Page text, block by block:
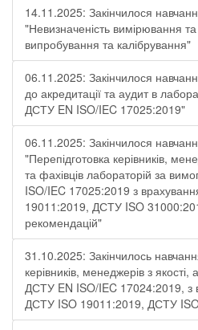
14.11.2025: Закінчилося
"Невизначеність вимірювання
випробування та калібрування"
06.11.2025: Закінчилося
до акредитації та аудит в
ДСТУ EN ISO/IEC 17025:2019"
06.11.2025: Закінчилося
"Перепідготовка керівників,
та фахівців лабораторій за
ISO/IEC 17025:2019 з
19011:2019, ДСТУ ISO
рекомендацій"
31.10.2025: Закінчилось
керівників, менеджерів з якості,
ДСТУ EN ISO/IEC 17024:2019, з
ДСТУ ISO 19011:2019, ДСТУ